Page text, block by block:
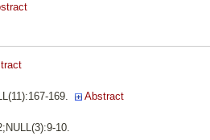
169. Abstract
10.